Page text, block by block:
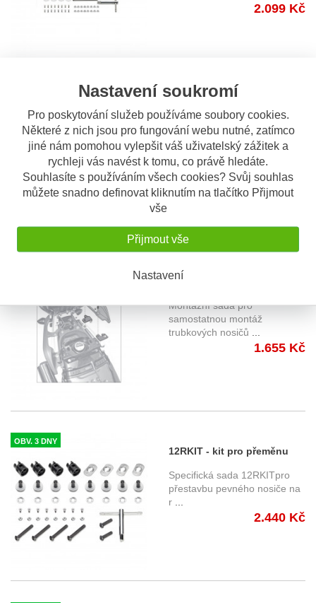
Nastavení soukromí
Pro poskytování služeb používáme soubory cookies.
Některé z nich jsou pro fungování webu nutné, zatímco
jiné nám pomohou vylepšit váš uživatelský zážitek a
rychleji vás navést k tomu, co právě hledáte.
Souhlasíte s používáním všech cookies? Svůj souhlas
můžete snadno definovat kliknutím na tlačítko Přijmout
vše
Přijmout vše
Nastavení
demontovatelnou verzi2.099 Kč
1179KIT sada pro
samostatnou montáž
PLO1179MK, PLO1179CAM
bez 1179FZ
Specifická sada pro montáž
PLO1179MK - PLO1179CAM -
PLO...
820 Kč
1192KIT sada pro montáž
nebo PLX1192 bez 1192FZ
pro Honda NC 750 X (21-)
Montážní sada pro
samostatnou montáž
trubkových nosičů
1.655 Kč
OBV. 3 DNY
12RKIT - kit pro přeměnu
bočního nosiče Givi
PLO1201MK nebo
PLO1201CAM na
demontovatelnou verzi
Specifická sada 12RKITpro
přestavbu pevného nosiče na
r
2.440 Kč